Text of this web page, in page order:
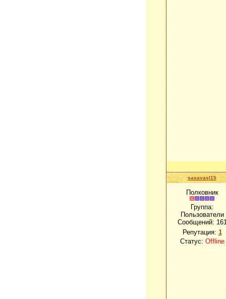
sasavasl15
Полковник
Группа:
Пользователи
Сообщений:
Репутация: 1
Статус: Offline